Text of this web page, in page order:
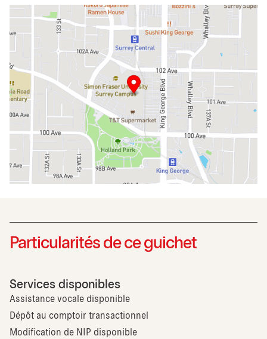
Particularités de ce guichet
Services disponibles
Assistance vocale disponible
Dépôt au comptoir transactionnel
Modification de NIP disponible